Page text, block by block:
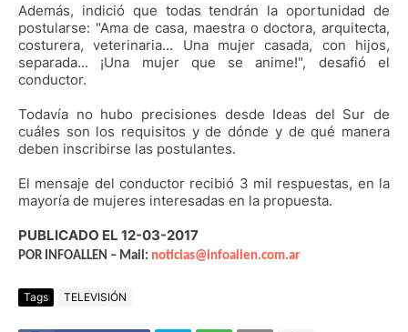
Además, indició que todas tendrán la oportunidad de
postularse: "Ama de casa, maestra o doctora, arquitecta,
costurera, veterinaria... Una mujer casada, con hijos,
separada... ¡Una mujer que se anime!", desafió el
conductor.
Todavía no hubo precisiones desde Ideas del Sur de
cuáles son los requisitos y de dónde y de qué manera
deben inscribirse las postulantes.
El mensaje del conductor recibió 3 mil respuestas, en la
mayoría de mujeres interesadas en la propuesta.
PUBLICADO EL 12-03-2017
POR INFOALLEN – Mail: noticias@infoallen.com.ar
Tags TELEVISIÓN